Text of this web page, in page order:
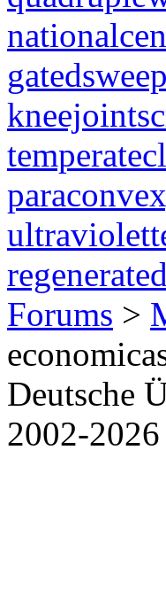
gatedsweep
kneejoint
Forums >
Deutsche
2002-2026